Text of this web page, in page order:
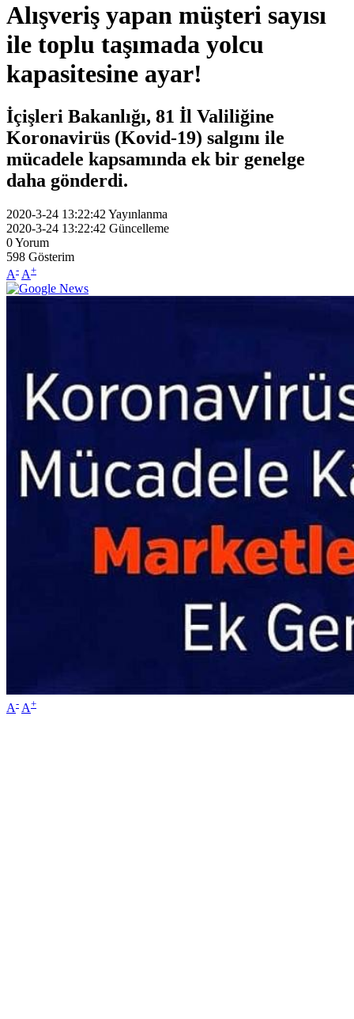
Alışveriş yapan müşteri sayısı
ile toplu taşımada yolcu
kapasitesine ayar!
İçişleri Bakanlığı, 81 İl Valiliğine
Koronavirüs (Kovid-19) salgını ile
mücadele kapsamında ek bir genelge
daha gönderdi.
2020-3-24 13:22:42 Yayınlanma
2020-3-24 13:22:42 Güncelleme
0Yorum
598 Gösterim
A- A+
A- A+